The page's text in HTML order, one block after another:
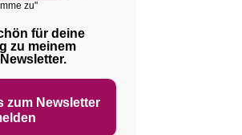
zu"
für deine
zu meinem
zum Newsletter